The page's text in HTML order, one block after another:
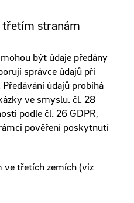
třetím stranám
být údaje předány
správce údajů při
údajů probíhá
ve smyslu. čl. 28
podle čl. 26 GDPR,
pověření poskytnutí
ve třetích zemích (viz